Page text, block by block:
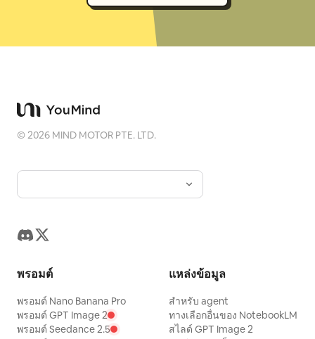
©2026 MIND MOTOR PTE. LTD.
พรอมต์
พรอมต์ Nano Banana Pro
พรอมต์ GPT Image 2
พรอมต์ Seedance 2.5
แหล่งข้อมูล
สำหรับ agent
ทางเลือกอื่นของ NotebookLM
สไลด์ GPT Image 2